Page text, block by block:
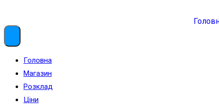
Головна
Магазин
Розклад
Ціни